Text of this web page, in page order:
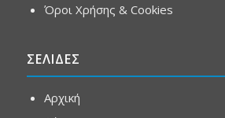
Όροι Χρήσης & Cookies
ΣΕΛΙΔΕΣ
Αρχική